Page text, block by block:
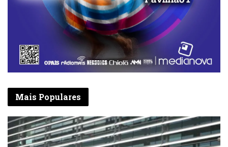
Mais Populares